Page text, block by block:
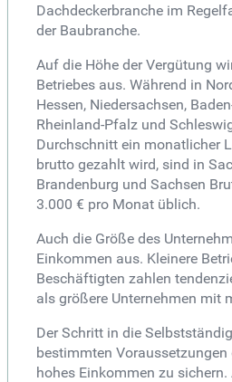
Dachdeckerbranche im
der Baubranche.
Auf die Höhe der Vergütung
Betriebes aus. Während in
Hessen, Niedersachsen,
Rheinland-Pfalz und
Durchschnitt ein monatlicher
brutto gezahlt wird, sind in
Brandenburg und Sachsen
3.000 € pro Monat üblich.
Auch die Größe des
Einkommen aus. Kleinere
Beschäftigten zahlen
als größere Unternehmen mit
Der Schritt in die
bestimmten Voraussetzungen
hohes Einkommen zu